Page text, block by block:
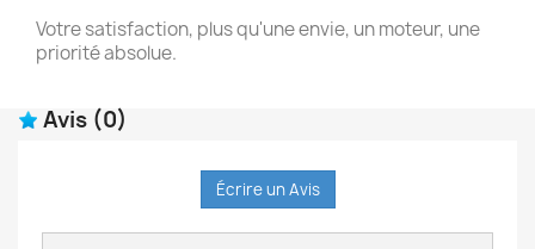
Votre satisfaction, plus qu'une envie, un moteur, une
priorité absolue.
Avis (0)
Écrire un Avis